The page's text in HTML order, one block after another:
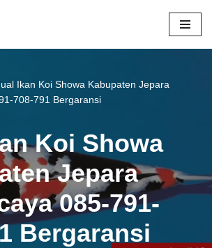
Ikan Koi Showa Kabupaten Jepara
708-791 Bergaransi
Koi Showa
Jepara
085-791-
Bergaransi